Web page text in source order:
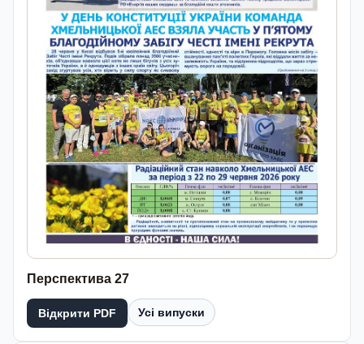
Перспектива 27
Відкрити PDF Усі випуски